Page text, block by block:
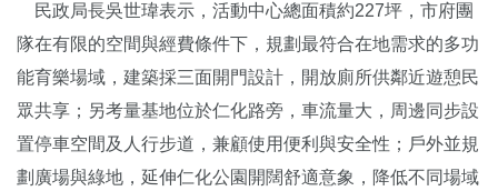
民政局長吳世瑋表示，活動中心總面積約227坪，市府團
隊在有限的空間與經費條件下，規劃最符合在地需求的多功
能育樂場域，建築採三面開門設計，開放廁所供鄰近遊憩民
眾共享；另考量基地位於仁化路旁，車流量大，周邊同步設
置停車空間及人行步道，兼顧使用便利與安全性；戶外並規
劃廣場與綠地，延伸仁化公園開闊舒適意象，降低不同場域